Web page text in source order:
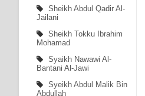
Sheikh Abdul Qadir Al-
Jailani
Sheikh Tokku Ibrahim
Mohamad
Syaikh Nawawi Al-
Bantani Al-Jawi
Syeikh Abdul Malik Bin
Abdullah